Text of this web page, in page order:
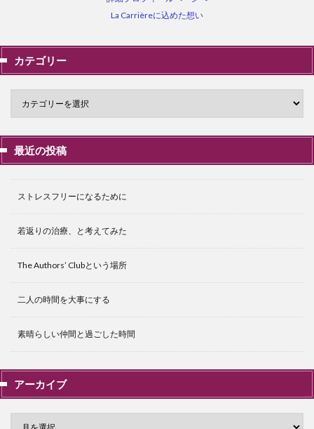
La Carrièreに込めた想い
カテゴリー
最近の投稿
ストレスフリーになるために
若返りの治療、と考えてみた
The Authors’ Clubという場所
二人の時間を大事にする
素晴らしい仲間と過ごした時間
アーカイブ